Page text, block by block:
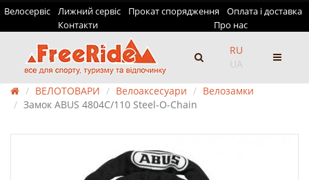
Велосервіс Лижний сервіс Прокат спорядження
Оплата і доставка
Контакти
Про нас
RU
UA
ВЕЛОТОВАРИ Велоаксесуари
Велозамки
Замок ABUS 4804C/110 Steel-O-Chain